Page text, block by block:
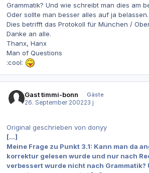
Grammatik? Und wie schreibt man dies am
Oder sollte man besser alles auf ja belassen.
Dies betrifft das Protokoll für München /
Danke an alle.
Thanx, Hanx
Man of Questions
:cool:
Gast timmi-bonn
Gäste
26. September 200223 j
Original geschrieben von donyy
[...]
Meine Frage zu Punkt 3.1: Kann man da
korrektur gelesen wurde und nur nach
verbessert wurde nicht nach Grammatik?